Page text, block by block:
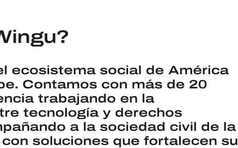
ecosistema social de América
Contamos con más de 20
trabajando en la
tecnología y derechos
a la sociedad civil de la
soluciones que fortalecen su